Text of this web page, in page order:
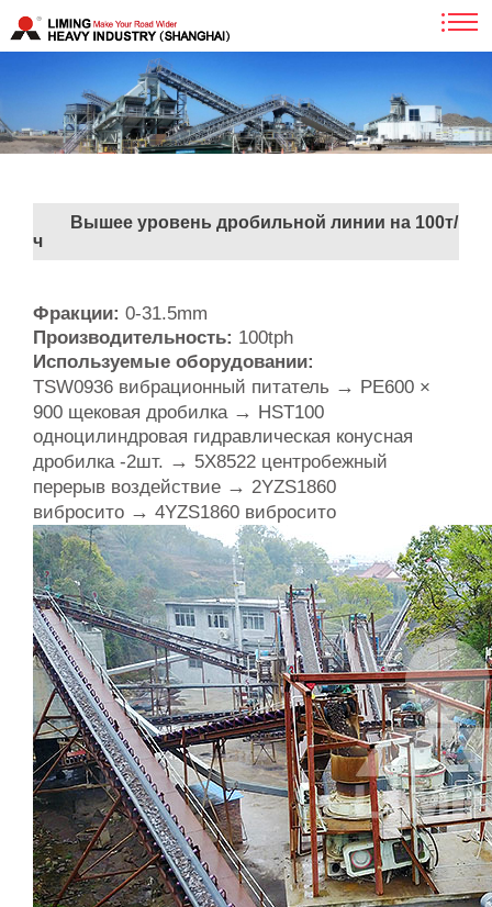
Вышее уровень дробильной линии на 100т/
ч
Фракции: 0-31.5mm
Производительность: 100tph
Используемые оборудовании:
TSW0936 вибрационный питатель → PE600 ×
900 щековая дробилка → HST100
одноцилиндровая гидравлическая конусная
дробилка -2шт. → 5X8522 центробежный
перерыв воздействие → 2YZS1860
вибросито → 4YZS1860 вибросито